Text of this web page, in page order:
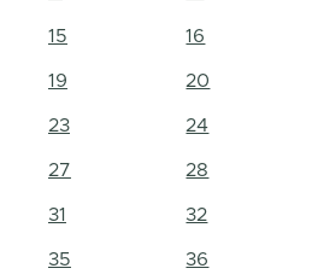
15 16
19 20
23 24
27 28
31 32
35 36